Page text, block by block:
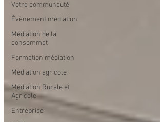
Votre communauté
Évènement médiation
Médiation de la
consommat
Formation médiation
Médiation agricole
Médiation Rurale et
Agricole
Entreprise